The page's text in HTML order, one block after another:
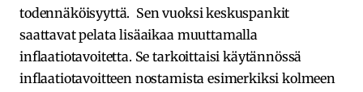
todennäköisyyttä. Sen vuoksi keskuspankit
saattavat pelata lisäaikaa muuttamalla
inflaatiotavoitetta. Se tarkoittaisi käytännössä
inflaatiotavoitteen nostamista esimerkiksi kolmeen